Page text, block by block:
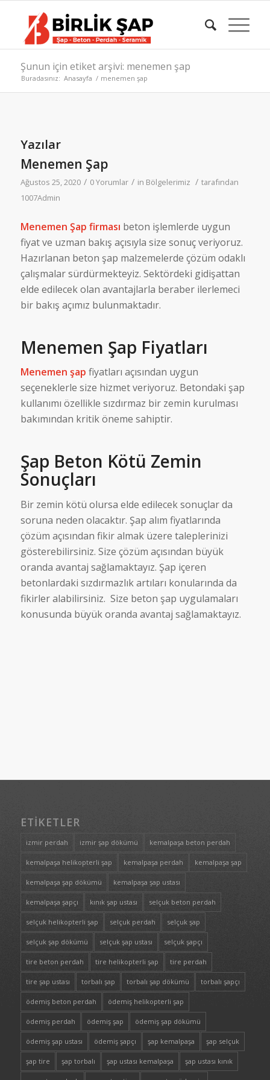
Şunun için etiket arşivi: menemen şap
Buradasınız: Anasayfa / menemen şap
Yazılar
Menemen Şap
Ağustos 25, 2020 / 0 Yorumlar / in Bölgelerimiz / tarafından
1007Admin
Menemen Şap firması beton işlemlerde uygun
fiyat ve uzman bakış açısıyla size sonuç veriyoruz.
Hazırlanan beton şap malzemelerde çözüm odaklı
çalışmalar sürdürmekteyiz. Sektördeki gidişattan
elde edilecek olan avantajlarla beraber ilerlemeci
bir bakış açımız bulunmaktadır.
Menemen Şap Fiyatları
Menemen şap fiyatları açısından uygun
seçeneklerle size hizmet veriyoruz. Betondaki şap
kullanımı özellikle sızdırmaz bir zemin kurulması
bakımından kritik öneme sahiptir.
Şap Beton Kötü Zemin
Sonuçları
Bir zemin kötü olursa elde edilecek sonuçlar da
soruna neden olacaktır. Şap alım fiyatlarında
çözüm açısından fikir almak üzere taleplerinizi
gösterebilirsiniz. Size çözüm açısından büyük
oranda avantaj sağlamaktayız. Şap içeren
betonlardaki sızdırmazlık artıları konularında da
fikirler alabilirsiniz. Size beton şap uygulamaları
konusunda büyük oranda avantaj sağlamaktayız.
ETIKETLER
izmir perdah izmir şap dökümü kemalpaşa beton perdah
kemalpaşa helikopterli şap kemalpaşa perdah kemalpaşa şap
kemalpaşa şap dökümü kemalpaşa şap ustası
kemalpaşa şapçı kınık şap ustası selçuk beton perdah
selçuk helikopterli şap selçuk perdah selçuk şap
selçuk şap dökümü selçuk şap ustası selçuk şapçı
tire beton perdah tire helikopterli şap tire perdah
tire şap ustası torbalı şap torbalı şap dökümü torbalı şapçı
ödemiş beton perdah ödemiş helikopterli şap
ödemiş perdah ödemiş şap ödemiş şap dökümü
ödemiş şap ustası ödemiş şapçı şap kemalpaşa şap selçuk
şap tire şap torbalı şap ustası kemalpaşa şap ustası kınık